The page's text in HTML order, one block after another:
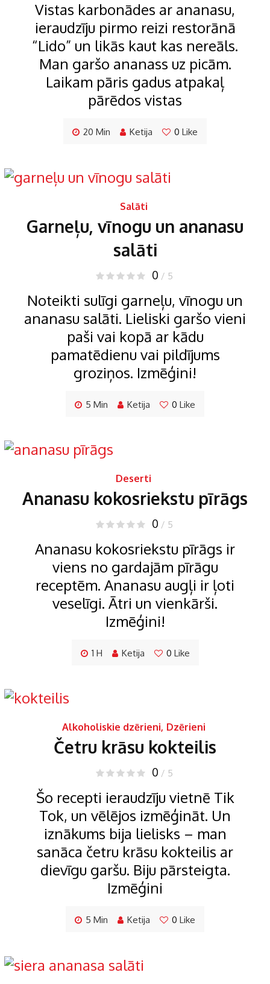
Vistas karbonādes ar ananasu,
ieraudzīju pirmo reizi restorānā
“Lido” un likās kaut kas nereāls.
Man garšo ananass uz picām.
Laikam pāris gadus atpakaļ
pārēdos vistas
20 Min Ketija 0 Like
Salāti
Garneļu, vīnogu un ananasu
salāti
0 / 5
Noteikti sulīgi garneļu, vīnogu un
ananasu salāti. Lieliski garšo vieni
paši vai kopā ar kādu
pamatēdienu vai pildījums
groziņos. Izmēģini!
5 Min Ketija 0 Like
Deserti
Ananasu kokosriekstu pīrāgs
0 / 5
Ananasu kokosriekstu pīrāgs ir
viens no gardajām pīrāgu
receptēm. Ananasu augļi ir ļoti
veselīgi. Ātri un vienkārši.
Izmēģini!
1 H Ketija 0 Like
Alkoholiskie dzērieni, Dzērieni
Četru krāsu kokteilis
0 / 5
Šo recepti ieraudzīju vietnē Tik
Tok, un vēlējos izmēģināt. Un
iznākums bija lielisks – man
sanāca četru krāsu kokteilis ar
dievīgu garšu. Biju pārsteigta.
Izmēģini
5 Min Ketija 0 Like